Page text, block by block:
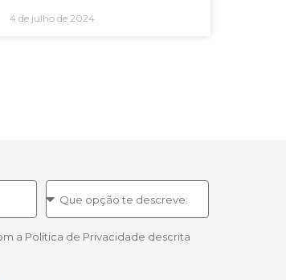
4 de julho de 2024
a Política de Privacidade descrita